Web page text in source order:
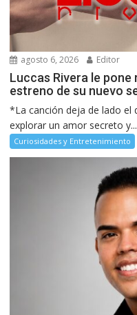
agosto 6, 2026 Editor
Luccas Rivera le
estreno de su nuevo
*La canción deja de lado el
explorar un amor secreto y...
Curiosidades y Entretenimiento